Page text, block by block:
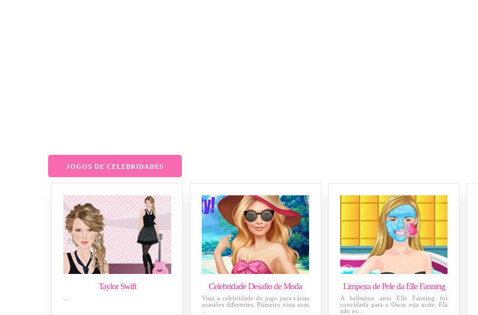
JOGOS DE CELEBRIDADES
Taylor Swift Celebridade Desafio de Moda
Vista a celebridade do jogo para várias
ocasiões diferentes. Primeiro vista com
Limpeza de Pele da Elle Fanning
A belíssima atriz Elle Fanning foi
convidada para o Oscar esta noite. Ela
não es...